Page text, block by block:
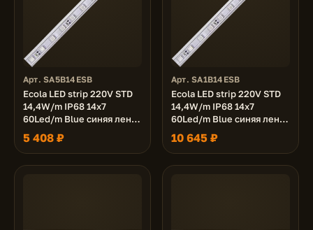
Арт. SA5B14ESB
Ecola LED strip 220V STD
14,4W/m IP68 14x7
60Led/m Blue синяя лента
50м.
5 408 ₽
Арт. SA1B14ESB
Ecola LED strip 220V STD
14,4W/m IP68 14x7
60Led/m Blue синяя лента
100м.
10 645 ₽